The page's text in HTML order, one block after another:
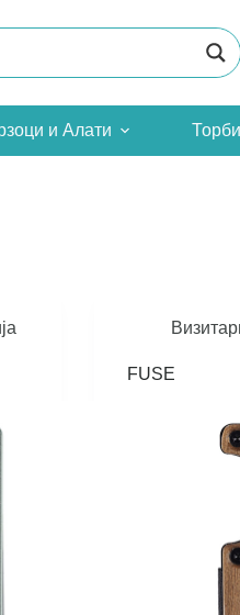
и Алати
FUSE